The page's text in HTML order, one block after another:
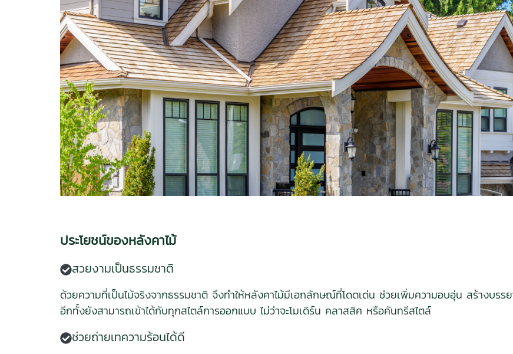
ประโยชน์ของหลังคาไม้
สวยงามเป็นธรรมชาติ
ด้วยความที่เป็นไม้จริงจากธรรมชาติ จึงทำให้หลังคาไม้มีเอกลักษณ์ที่โดดเด่น ช่วยเพิ่มความอบอุ่น สร้างบร
อีกทั้งยังสามารถเข้าได้กับทุกสไตล์การออกแบบ ไม่ว่าจะโมเดิร์น คลาสสิค หรือคันทรีสไตล์
ช่วยถ่ายเทความร้อนได้ดี